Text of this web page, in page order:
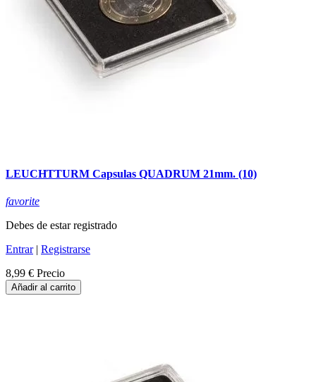
LEUCHTTURM Capsulas QUADRUM 21mm. (10)
favorite
Debes de estar registrado
Entrar| Registrarse
8,99 € Precio
Añadir al carrito